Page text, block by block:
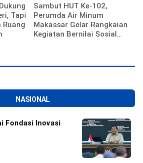
Tapi
Sambut HUT Ke-102,
Perumda Air Minum
Makassar Gelar Rangkaian
Kegiatan Bernilai Sosial
NASIONAL
Fondasi Inovasi